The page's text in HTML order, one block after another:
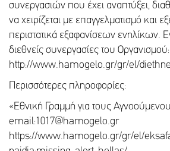
συνεργασιών που έχει αναπτύξει,
να χειρίζεται με επαγγελματισμό και
περιστατικά εξαφανίσεων ενηλίκων.
διεθνείς συνεργασίες του Οργανισμού:
http://www.hamogelo.gr/gr/el/
Περισσότερες πληροφορίες:
«Εθνική Γραμμή για τους
email:1017@hamogelo.gr
https://www.hamogelo.gr/gr/el/